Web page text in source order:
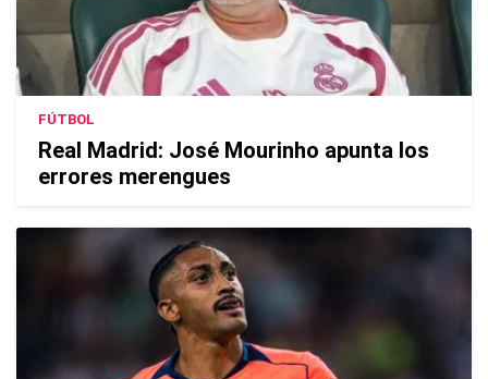
FÚTBOL
Real Madrid: José Mourinho apunta los
errores merengues